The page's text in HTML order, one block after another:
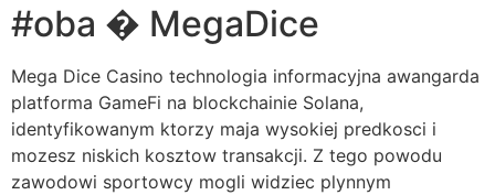
#oba � MegaDice
Mega Dice Casino technologia informacyjna awangarda
platforma GameFi na blockchainie Solana,
identyfikowanym ktorzy maja wysokiej predkosci i
mozesz niskich kosztow transakcji. Z tego powodu
zawodowi sportowcy mogli widziec plynnym